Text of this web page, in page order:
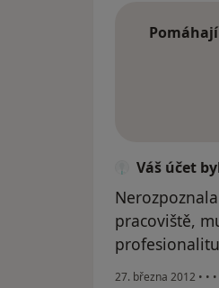
Váš účet
pracoviště,
27. března 2012 • • •